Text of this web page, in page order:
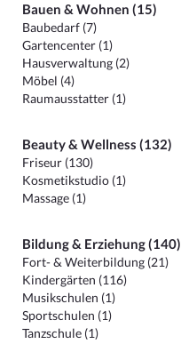
Bauen & Wohnen (15)
Baubedarf (7)
Gartencenter (1)
Hausverwaltung (2)
Möbel (4)
Raumausstatter (1)
Beauty & Wellness (132)
Friseur (130)
Kosmetikstudio (1)
Massage (1)
Bildung & Erziehung (140)
Fort- & Weiterbildung (21)
Kindergärten (116)
Musikschulen (1)
Sportschulen (1)
Tanzschule (1)